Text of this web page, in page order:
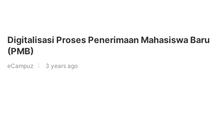
Digitalisasi Proses Penerimaan Mahasiswa Baru
(PMB)
eCampuz 3 years ago